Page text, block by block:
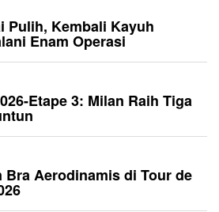
Pulih, Kembali Kayuh
Enam Operasi
Etape 3: Milan Raih Tiga
Bra Aerodinamis di Tour de